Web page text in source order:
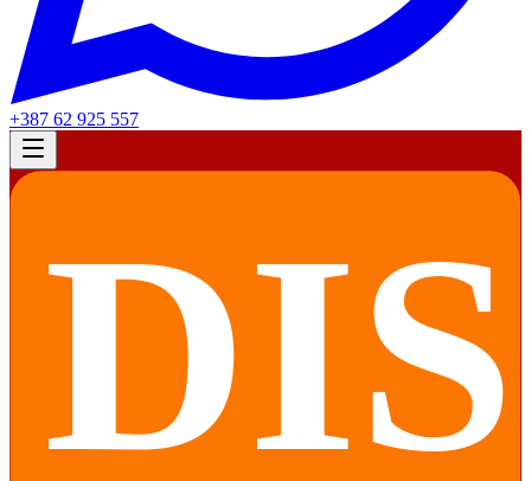
+387 62 925 557